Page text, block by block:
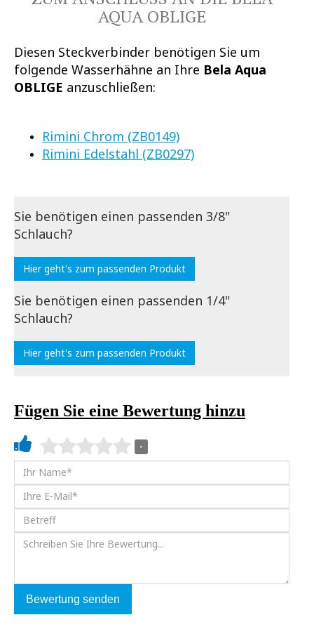
AQUA OBLIGE
Diesen Steckverbinder benötigen Sie um
folgende Wasserhähne an Ihre Bela Aqua
OBLIGE anzuschließen:
Rimini Chrom (ZB0149)
Rimini Edelstahl (ZB0297)
Sie benötigen einen passenden 3/8"
Schlauch?
Hier geht's zum passenden Produkt
Sie benötigen einen passenden 1/4"
Schlauch?
Hier geht's zum passenden Produkt
Fügen Sie eine Bewertung hinzu
-
Bewertung senden